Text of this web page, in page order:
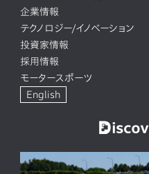
企業情報
テクノロジー/イノベーション
投資家情報
採用情報
モータースポーツ
English